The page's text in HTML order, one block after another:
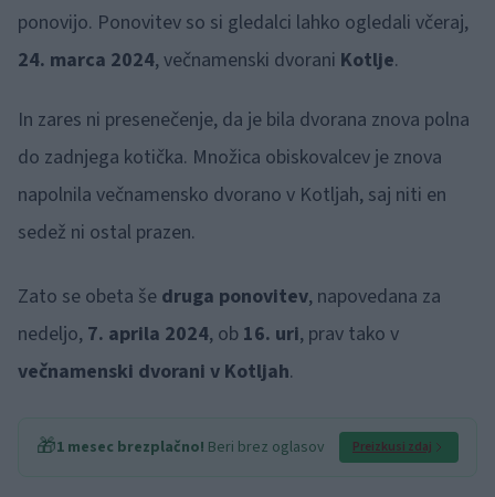
ponovijo. Ponovitev so si gledalci lahko ogledali včeraj,
24. marca 2024, večnamenski dvorani Kotlje.
In zares ni presenečenje, da je bila dvorana znova polna
do zadnjega kotička. Množica obiskovalcev je znova
napolnila večnamensko dvorano v Kotljah, saj niti en
sedež ni ostal prazen.
Zato se obeta še druga ponovitev, napovedana za
nedeljo, 7. aprila 2024, ob 16. uri, prav tako v
večnamenski dvorani v Kotljah.
🎁1 mesec brezplačno! Beri brez oglasov Preizkusi zdaj